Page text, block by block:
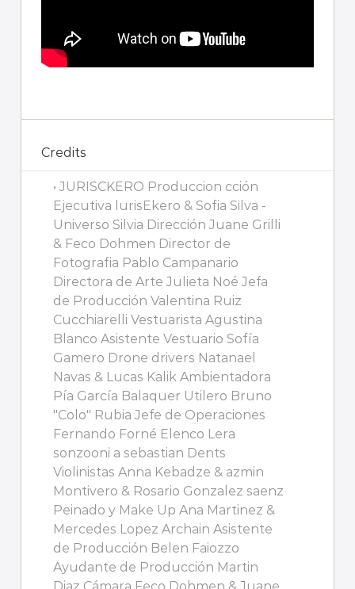
Credits
• JURISCKERO Produccion cción
Ejecutiva lurisEkero & Sofia Silva -
Universo Silvia Dirección Juane Grilli
& Feco Dohmen Director de
Fotografia Pablo Campanario
Directora de Arte Julieta Noé Jefa
de Producción Valentina Ruiz
Cucchiarelli Vestuarista Agustina
Blanco Asistente Vestuario Sofía
Gamero Drone drivers Natanael
Navas & Lucas Kalik Ambientadora
Pía García Balaquer Utilero Bruno
"Colo" Rubia Jefe de Operaciones
Fernando Forné Elenco Lera
sonzooni a sebastian Dents
Violinistas Anna Kebadze & azmin
Montivero & Rosario Gonzalez saenz
Peinado y Make Up Ana Martinez &
Mercedes Lopez Archain Asistente
de Producción Belen Faiozzo
Ayudante de Producción Martin